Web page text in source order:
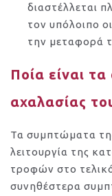
διαστέλλεται
τον υπόλοιπο
την μεταφορά
Ποία είναι
αχαλασίας
Τα συμπτώματα
λειτουργία της
τροφών στο
συνηθέστερα